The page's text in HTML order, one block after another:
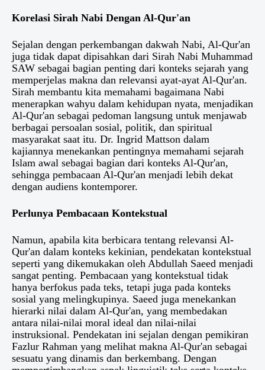
Korelasi Sirah Nabi Dengan Al-Qur'an
Sejalan dengan perkembangan dakwah Nabi, Al-Qur'an
juga tidak dapat dipisahkan dari Sirah Nabi Muhammad
SAW sebagai bagian penting dari konteks sejarah yang
memperjelas makna dan relevansi ayat-ayat Al-Qur'an.
Sirah membantu kita memahami bagaimana Nabi
menerapkan wahyu dalam kehidupan nyata, menjadikan
Al-Qur'an sebagai pedoman langsung untuk menjawab
berbagai persoalan sosial, politik, dan spiritual
masyarakat saat itu. Dr. Ingrid Mattson dalam
kajiannya menekankan pentingnya memahami sejarah
Islam awal sebagai bagian dari konteks Al-Qur'an,
sehingga pembacaan Al-Qur'an menjadi lebih dekat
dengan audiens kontemporer.
Perlunya Pembacaan Kontekstual
Namun, apabila kita berbicara tentang relevansi Al-
Qur'an dalam konteks kekinian, pendekatan kontekstual
seperti yang dikemukakan oleh Abdullah Saeed menjadi
sangat penting. Pembacaan yang kontekstual tidak
hanya berfokus pada teks, tetapi juga pada konteks
sosial yang melingkupinya. Saeed juga menekankan
hierarki nilai dalam Al-Qur'an, yang membedakan
antara nilai-nilai moral ideal dan nilai-nilai
instruksional. Pendekatan ini sejalan dengan pemikiran
Fazlur Rahman yang melihat makna Al-Qur'an sebagai
sesuatu yang dinamis dan berkembang. Dengan